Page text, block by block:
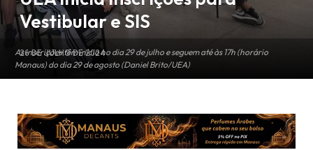
As inscrições têm início no dia 29 de julho e seguem até às 17h (horário
Manaus) do dia 29 de agosto (Daniel Brito/UEA)
Vestibular e SIS
26 DE JULHO DE 2024